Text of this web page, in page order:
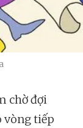
chờ đợi
vòng tiếp